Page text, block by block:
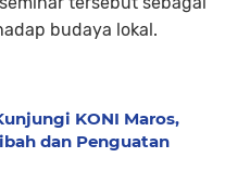
budaya lokal.
KONI Maros,
dan Penguatan